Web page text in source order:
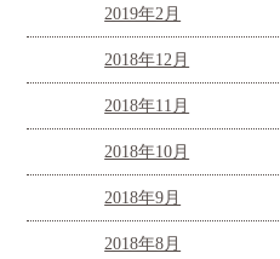
2019年2月
2018年12月
2018年11月
2018年10月
2018年9月
2018年8月